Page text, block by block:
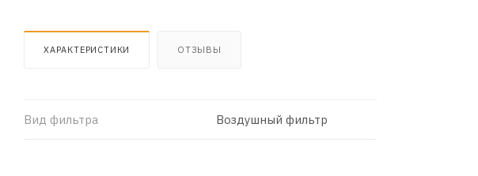
ХАРАКТЕРИСТИКИ ОТЗЫВЫ
Вид фильтра Воздушный фильтр